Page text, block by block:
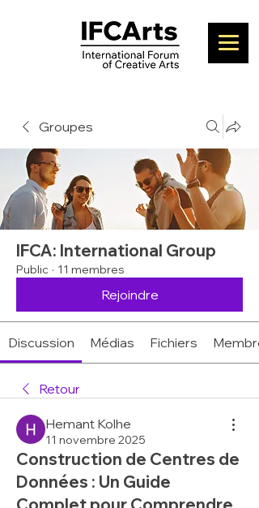
Groupes
IFCA: International Group
Public · 11 membres
Rejoindre
Discussion Médias Fichiers
Retour
Hemant Kolhe
11 novembre 2025
Construction de Centres de
Données : Un Guide